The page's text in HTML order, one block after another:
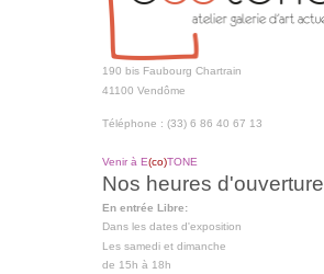
190 bis Faubourg Chartrain
41100 Vendôme
Téléphone : (33) 6 86 40 67 13
Venir à E(co)TONE
Nos heures d'ouverture
En entrée Libre:
Dans les dates d'exposition
Les samedi et dimanche
de 15h à 18h